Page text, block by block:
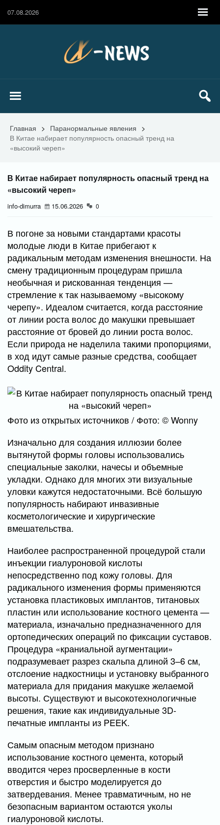
07.08.2026
Главная > Паранормальные явления >
В Китае набирает популярность опасный тренд на
«высокий череп»
В Китае набирает популярность опасный тренд на
«высокий череп»
info-dimurra 15.06.2026 0
В погоне за новыми стандартами красоты
молодые люди в Китае прибегают к
радикальным методам изменения внешности. На
смену традиционным процедурам пришла
необычная и рискованная тенденция —
стремление к так называемому «высокому
черепу». Идеалом считается, когда расстояние
от линии роста волос до макушки превышает
расстояние от бровей до линии роста волос.
Если природа не наделила такими пропорциями,
в ход идут самые разные средства, сообщает
Oddity Central.
Фото из открытых источников / Фото: © Wonny
Изначально для создания иллюзии более
вытянутой формы головы использовались
специальные заколки, начесы и объемные
укладки. Однако для многих эти визуальные
уловки кажутся недостаточными. Всё большую
популярность набирают инвазивные
косметологические и хирургические
вмешательства.
Наиболее распространенной процедурой стали
инъекции гиалуроновой кислоты
непосредственно под кожу головы. Для
радикального изменения формы применяются
установка пластиковых имплантов, титановых
пластин или использование костного цемента —
материала, изначально предназначенного для
ортопедических операций по фиксации суставов.
Процедура «краниальной аугментации»
подразумевает разрез скальпа длиной 3–6 см,
отслоение надкостницы и установку выбранного
материала для придания макушке желаемой
высоты. Существуют и высокотехнологичные
решения, такие как индивидуальные 3D-
печатные импланты из PEEK.
Самым опасным методом признано
использование костного цемента, который
вводится через просверленные в кости
отверстия и быстро моделируется до
затвердевания. Менее травматичным, но не
безопасным вариантом остаются уколы
гиалуроновой кислоты.